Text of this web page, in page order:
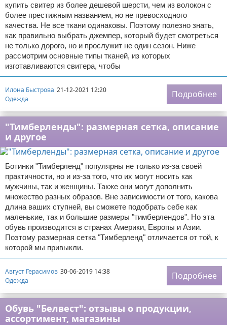
купить свитер из более дешевой шерсти, чем из волокон с
более престижным названием, но не превосходного
качества. Не все ткани одинаковы. Поэтому полезно знать,
как правильно выбрать джемпер, который будет смотреться
не только дорого, но и прослужит не один сезон. Ниже
рассмотрим основные типы тканей, из которых
изготавливаются свитера, чтобы
Илона Быстрова 21-12-2021 12:20
Одежда
Подробнее
"Тимберленды": размерная сетка, описание
и другое
Ботинки "Тимберленд" популярны не только из-за своей
практичности, но и из-за того, что их могут носить как
мужчины, так и женщины. Также они могут дополнить
множество разных образов. Вне зависимости от того, какова
длина ваших ступней, вы сможете подобрать себе как
маленькие, так и большие размеры "тимберлендов". Но эта
обувь производится в странах Америки, Европы и Азии.
Поэтому размерная сетка "Тимберленд" отличается от той, к
которой мы привыкли.
Август Герасимов 30-06-2019 14:38
Одежда
Подробнее
Обувь "Белвест": отзывы о продукции,
ассортимент, магазины